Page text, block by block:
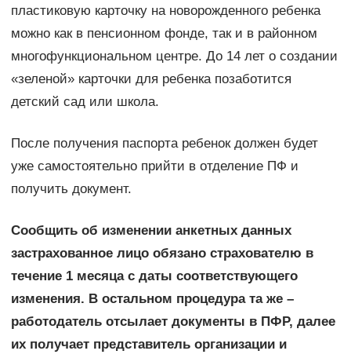
пластиковую карточку на новорожденного ребенка
можно как в пенсионном фонде, так и в районном
многофункциональном центре. До 14 лет о создании
«зеленой» карточки для ребенка позаботится
детский сад или школа.
После получения паспорта ребенок должен будет
уже самостоятельно прийти в отделение ПФ и
получить документ.
Сообщить об изменении анкетных данных
застрахованное лицо обязано страхователю в
течение 1 месяца с даты соответствующего
изменения. В остальном процедура та же –
работодатель отсылает документы в ПФР, далее
их получает представитель организации и